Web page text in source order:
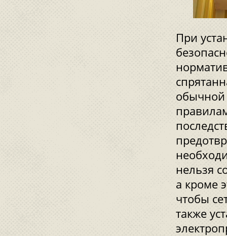
При
обычной
нельзя
а кроме
чтобы
также